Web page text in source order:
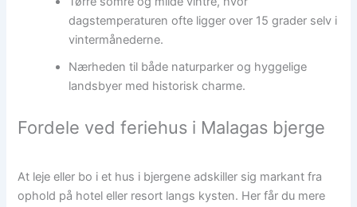
dagstemperaturen ofte ligger over 15 grader selv i
vintermånederne.
Nærheden til både naturparker og hyggelige
landsbyer med historisk charme.
Fordele ved feriehus i Malagas bjerge
At leje eller bo i et hus i bjergene adskiller sig markant fra
ophold på hotel eller resort langs kysten. Her får du mere